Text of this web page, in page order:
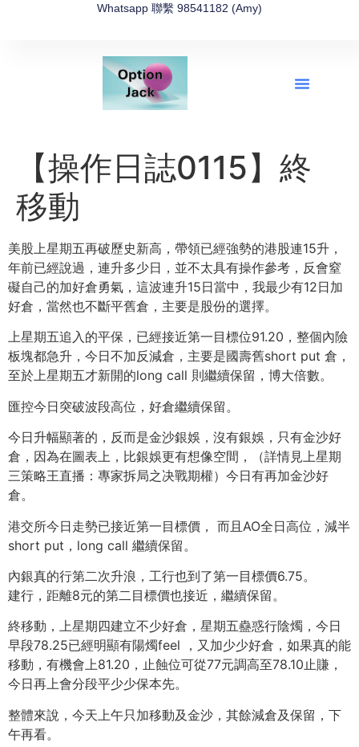
Whatsapp 聯繫 98541182 (Amy)
【操作日誌0115】終
移動
美股上星期五再破歷史新高，帶領已經強勢的港股連15升，
年前已經說過，連升多少日，並不太具有操作參考，反會窒
礙自己的加好倉勇氣，這波連升15日當中，我最少有12日加
好倉，當然也不斷平舊倉，主要是股份的選擇。
上星期五追入的平保，已經接近第一目標位91.20，整個內險
板塊都急升，今日不加反減倉，主要是國壽舊short put 倉，
至於上星期五才新開的long call 則繼續保留，博大倍數。
匯控今日突破波段高位，好倉繼續保留。
今日升幅顯著的，反而是金沙銀娛，沒有銀娛，只有金沙好
倉，因為在圖表上，比銀娛更有想像空間，（詳情見上星期
三策略王直播：專家拆局之决戰期權）今日有再加金沙好
倉。
港交所今日走勢已接近第一目標價， 而且AO全日高位，減半
short put，long call 繼續保留。
內銀真的行第二次升浪，工行也到了第一目標價6.75。
建行，距離8元的第二目標價也接近，繼續保留。
終移動，上星期四建立不少好倉，星期五蠱惑行陰燭，今日
早段78.25已經明顯有陽燭feel ，又加少少好倉，如果真的能
移動，有機會上81.20，止蝕位可從77元調高至78.10止賺，
今日再上會分段平少少保本先。
整體來說，今天上午只加移動及金沙，其餘減倉及保留，下
午再看。